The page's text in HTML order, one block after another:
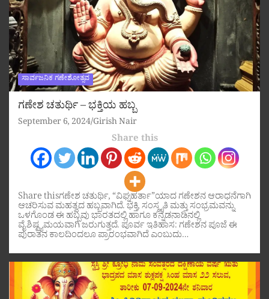
ಸಾರ್ವಜನಿಕ ಗಣೇಶೋತ್ಸವ
ಗಣೇಶ ಚತುರ್ಥಿ – ಭಕ್ತಿಯ ಹಬ್ಬ
September 6, 2024 Girish Nair
Share this
Share thisಗಣೇಶ ಚತುರ್ಥಿ, “ವಿಘ್ನಹರ್ತಾ”ಯಾದ ಗಣೇಶನ ಆರಾಧನೆಗಾಗಿ
ಆಚರಿಸುವ ಮಹತ್ವದ ಹಬ್ಬವಾಗಿದೆ. ಭಕ್ತಿ, ಸಂಸ್ಕೃತಿ ಮತ್ತು ಸಂಭ್ರಮವನ್ನು
ಒಳಗೊಂಡ ಈ ಹಬ್ಬವು ಭಾರತದಲ್ಲಿ ಹಾಗೂ ಕನ್ನಡನಾಡಿನಲ್ಲಿ
ವೈಶಿಷ್ಟ್ಯಮಯವಾಗಿ ಜರುಗುತ್ತದೆ. ಪೂರ್ವ ಇತಿಹಾಸ: ಗಣೇಶನ ಪೂಜೆ ಈ
ಪುರಾತನ ಕಾಲದಿಂದಲೂ ಪ್ರಾರಂಭವಾಗಿದೆ ಎಂಬುದು…